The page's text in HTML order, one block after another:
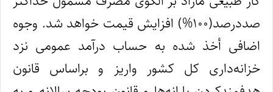
صددرصد(۱۰۰%) افزایش قیمت خواهد شد. وجوه
اضافی أخذ شده به حساب درآمد عمومی نزد
خزانه‌داری کل کشور واریز و براساس قانون